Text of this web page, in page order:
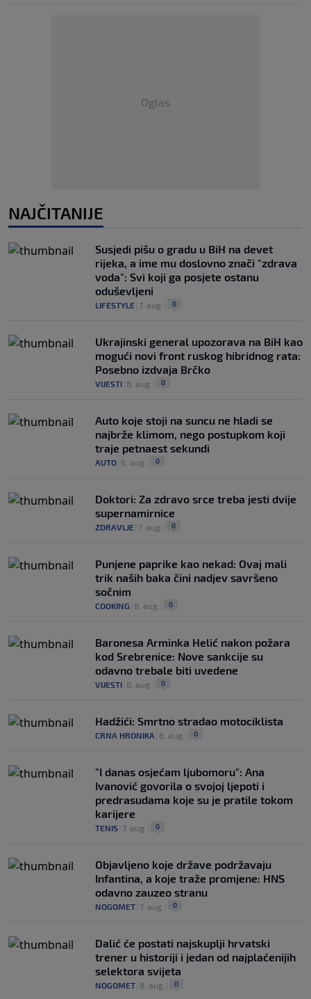
Oglas
NAJČITANIJE
Susjedi pišu o gradu u BiH na devet
rijeka, a ime mu doslovno znači "zdrava
voda": Svi koji ga posjete ostanu
oduševljeni
LIFESTYLE 7. aug. 0
Ukrajinski general upozorava na BiH kao
mogući novi front ruskog hibridnog rata:
Posebno izdvaja Brčko
VIJESTI 8. aug. 0
Auto koje stoji na suncu ne hladi se
najbrže klimom, nego postupkom koji
traje petnaest sekundi
AUTO 6. aug. 0
Doktori: Za zdravo srce treba jesti dvije
supernamirnice
ZDRAVLJE 7. aug. 0
Punjene paprike kao nekad: Ovaj mali
trik naših baka čini nadjev savršeno
sočnim
COOKING 8. aug. 0
Baronesa Arminka Helić nakon požara
kod Srebrenice: Nove sankcije su
odavno trebale biti uvedene
VIJESTI 8. aug. 0
Hadžići: Smrtno stradao motociklista
CRNA HRONIKA 8. aug. 0
"I danas osjećam ljubomoru": Ana
Ivanović govorila o svojoj ljepoti i
predrasudama koje su je pratile tokom
karijere
TENIS 7. aug. 0
Objavljeno koje države podržavaju
Infantina, a koje traže promjene: HNS
odavno zauzeo stranu
NOGOMET 7. aug. 0
Dalić će postati najskuplji hrvatski
trener u historiji i jedan od najplaćenijih
selektora svijeta
NOGOMET 8. aug. 0